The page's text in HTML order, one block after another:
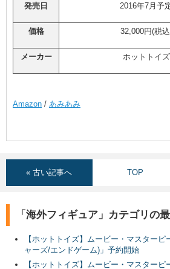
発売日 2016年7月予
価格 32,000円(税
メーカー ホットトイズ
Amazon / あみあみ
« 古い記事へ TOP
「海外フィギュア」カテゴリの
【ホットトイズ】ムービー・マスター
ャーズ/エンドゲーム)」予約開始
【ホットトイズ】ムービー・マスター